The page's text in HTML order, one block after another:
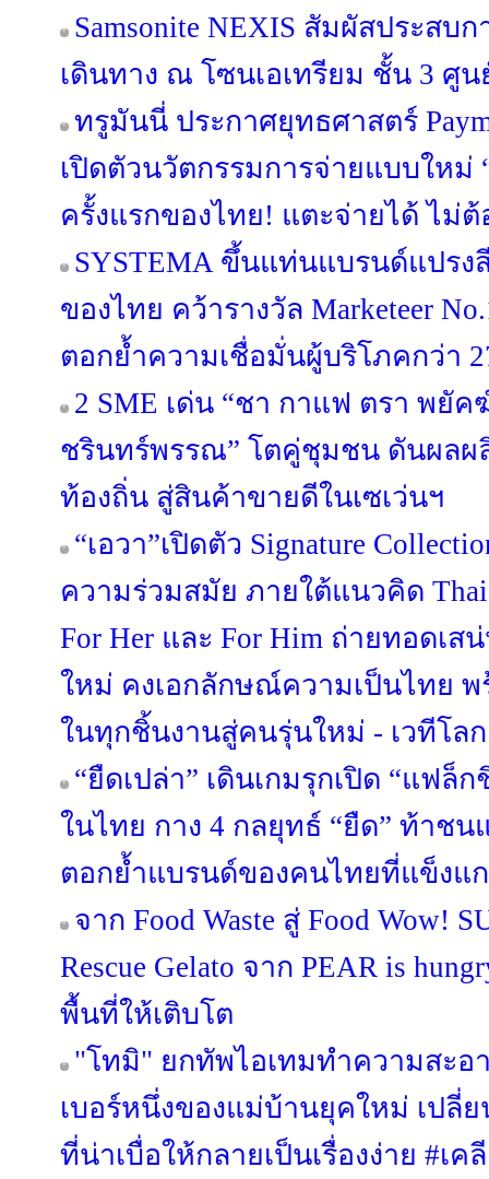
Samsonite NEXIS สัมผัสประส
เดินทาง ณ โซนเอเทรียม ชั้น 3 ศูน
ทรูมันนี่ ประกาศยุทธศาสตร์
เปิดตัวนวัตกรรมการจ่ายแบบใหม่
ครั้งแรกของไทย! แตะจ่ายได้ ไม่ต้
SYSTEMA ขึ้นแท่นแบรนด์แปร
ของไทย คว้ารางวัล Marketeer
ตอกย้ำความเชื่อมั่นผู้บริโภคกว่า
2 SME เด่น “ชา กาแฟ ตรา พยั
ชรินทร์พรรณ” โตคู่ชุมชน ดันผลผ
ท้องถิ่น สู่สินค้าขายดีในเซเว่นฯ
“เอวา”เปิดตัว Signature
ความร่วมสมัย ภายใต้แนวคิด Thai
For Her และ For Him ถ่ายทอดเ
ใหม่ คงเอกลักษณ์ความเป็นไทย
ในทุกชิ้นงานสู่คนรุ่นใหม่ - เวทีโลก
“ยืดเปล่า” เดินเกมรุกเปิด “แฟ
ในไทย กาง 4 กลยุทธ์ “ยืด” ท้าช
ตอกย้ำแบรนด์ของคนไทยที่แข็งแ
จาก Food Waste สู่ Food Wow!
Rescue Gelato จาก PEAR is
พื้นที่ให้เติบโต
"โทมิ" ยกทัพไอเทมทำความสะอ
เบอร์หนึ่งของแม่บ้านยุคใหม่ เปลี่
ที่น่าเบื่อให้กลายเป็นเรื่องง่าย #เ